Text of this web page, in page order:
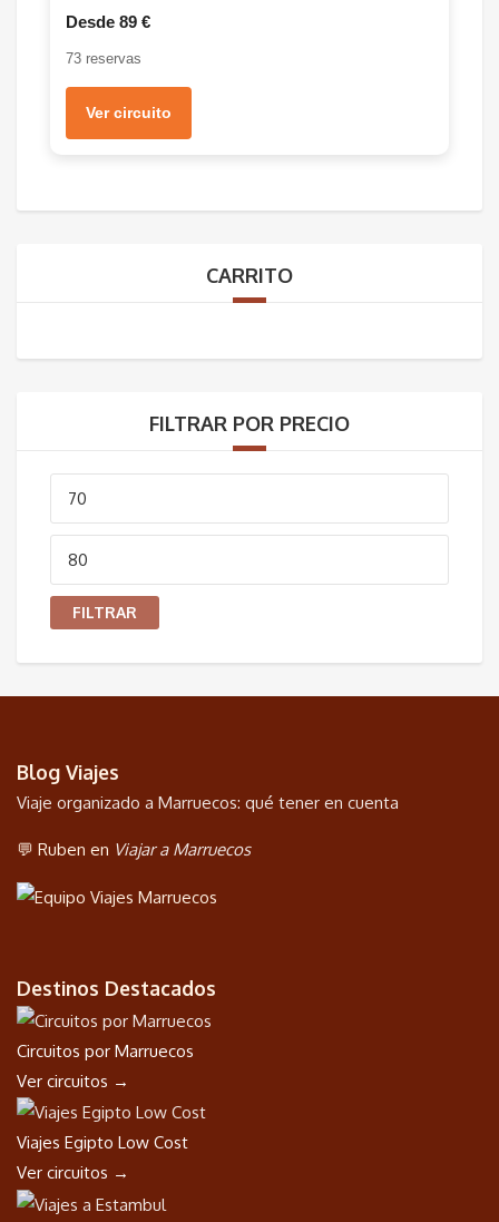
Desde 89 €
73 reservas
Ver circuito
CARRITO
FILTRAR POR PRECIO
Precio
mínimo
Precio
máximo
FILTRAR
Blog Viajes
Viaje organizado a Marruecos: qué tener en cuenta
💬 Ruben en Viajar a Marruecos
Destinos Destacados
Circuitos por Marruecos
Ver circuitos →
Viajes Egipto Low Cost
Ver circuitos →